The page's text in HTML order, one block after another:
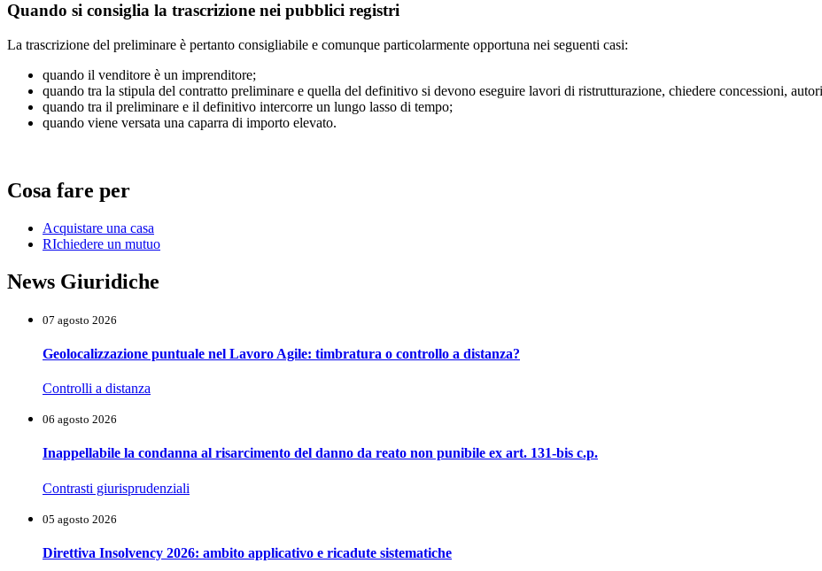
Quando si consiglia la trascrizione nei pubblici registri
La trascrizione del preliminare è pertanto consigliabile e comunque particolarmente opportuna nei seguenti casi:
quando il venditore è un imprenditore;
quando tra la stipula del contratto preliminare e quella del definitivo si devono eseguire lavori di ristrutturazione, chiedere concessioni,
quando tra il preliminare e il definitivo intercorre un lungo lasso di tempo;
quando viene versata una caparra di importo elevato.
Cosa fare per
Acquistare una casa
RIchiedere un mutuo
News Giuridiche
07 agosto 2026
Geolocalizzazione puntuale nel Lavoro Agile: timbratura o controllo a distanza?
Controlli a distanza
06 agosto 2026
Inappellabile la condanna al risarcimento del danno da reato non punibile ex art. 131-bis c.p.
Contrasti giurisprudenziali
05 agosto 2026
Direttiva Insolvency 2026: ambito applicativo e ricadute sistematiche